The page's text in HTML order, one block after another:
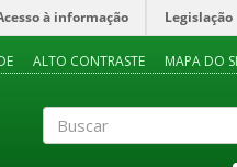
à informação Legislação
ALTO CONTRASTE MAPA DO